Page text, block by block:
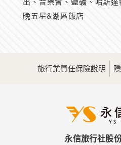
晚五星&湖區飯店
旅行業責任保險說明
永信旅行社股